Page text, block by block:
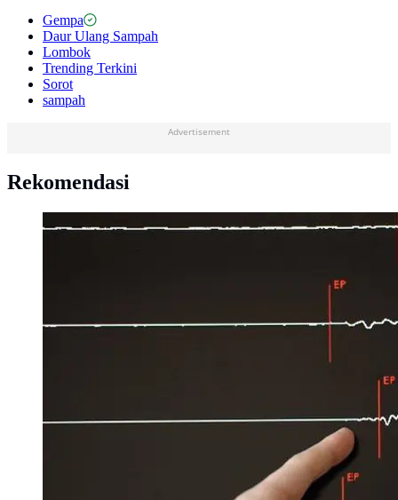
Gempa
Daur Ulang Sampah
Lombok
Trending Terkini
Sorot
sampah
Advertisement
Rekomendasi